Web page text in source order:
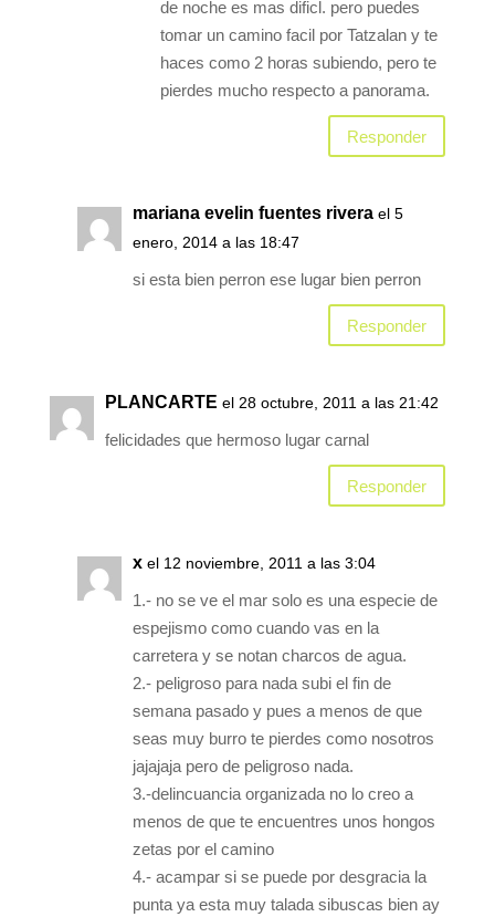
de noche es mas dificl. pero puedes
tomar un camino facil por Tatzalan y te
haces como 2 horas subiendo, pero te
pierdes mucho respecto a panorama.
Responder
mariana evelin fuentes rivera el 5
enero, 2014 a las 18:47
si esta bien perron ese lugar bien perron
Responder
PLANCARTE el 28 octubre, 2011 a las 21:42
felicidades que hermoso lugar carnal
Responder
x el 12 noviembre, 2011 a las 3:04
1.- no se ve el mar solo es una especie de
espejismo como cuando vas en la
carretera y se notan charcos de agua.
2.- peligroso para nada subi el fin de
semana pasado y pues a menos de que
seas muy burro te pierdes como nosotros
jajajaja pero de peligroso nada.
3.-delincuancia organizada no lo creo a
menos de que te encuentres unos hongos
zetas por el camino
4.- acampar si se puede por desgracia la
punta ya esta muy talada sibuscas bien ay